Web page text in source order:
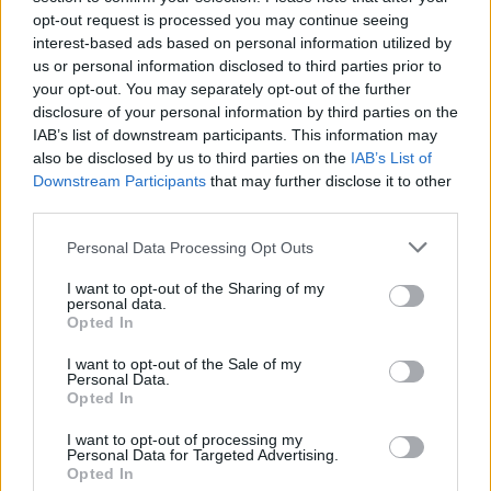
opt-out request is processed you may continue seeing
interest-based ads based on personal information utilized by
us or personal information disclosed to third parties prior to
your opt-out. You may separately opt-out of the further
disclosure of your personal information by third parties on the
IAB’s list of downstream participants. This information may
also be disclosed by us to third parties on the IAB’s List of
Downstream Participants that may further disclose it to other
Personal Data Processing Opt Outs
I want to opt-out of the Sharing of my
personal data.
Opted In
I want to opt-out of the Sale of my
Personal Data.
Opted In
I want to opt-out of processing my
Personal Data for Targeted Advertising.
Opted In
się co robić. Nigdy nie miałam takiej sytuacji.
Proszę o poradę na co zwrócić uwagę i czy jest
potrzeba jechacnia do lekarza. 25.05 miałam
wizytę u ginekologa, gdzie robione było również
USG i wszystkie badania były ok.
gość
Tabletka dzień po
zadziała tabletka dzień po? Partner nie ma
dostało Pozdrawiam
pacjentki